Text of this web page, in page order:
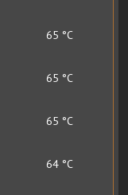
65 °C
65 °C
65 °C
64 °C